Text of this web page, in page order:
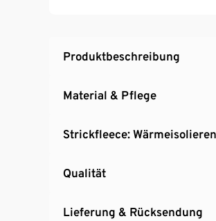
Produktbeschreibung
Material & Pflege
Strickfleece:
Qualität
Lieferung & Rücksendung